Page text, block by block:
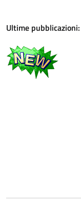
Ultime pubblicazioni: